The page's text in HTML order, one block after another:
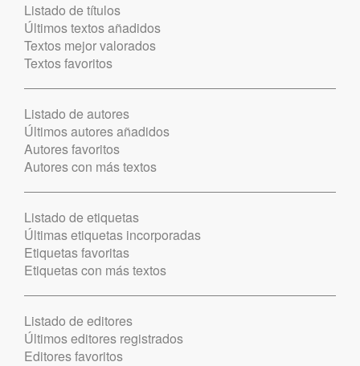
Listado de títulos
Últimos textos añadidos
Textos mejor valorados
Textos favoritos
Listado de autores
Últimos autores añadidos
Autores favoritos
Autores con más textos
Listado de etiquetas
Últimas etiquetas incorporadas
Etiquetas favoritas
Etiquetas con más textos
Listado de editores
Últimos editores registrados
Editores favoritos